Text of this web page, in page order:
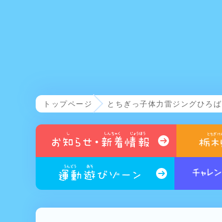
トップページ とちぎっ子体力雷ジングひろ